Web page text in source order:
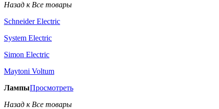
Назад к Все товары
Schneider Electric
System Electric
Simon Electric
Maytoni Voltum
ЛампыПросмотреть
Назад к Все товары